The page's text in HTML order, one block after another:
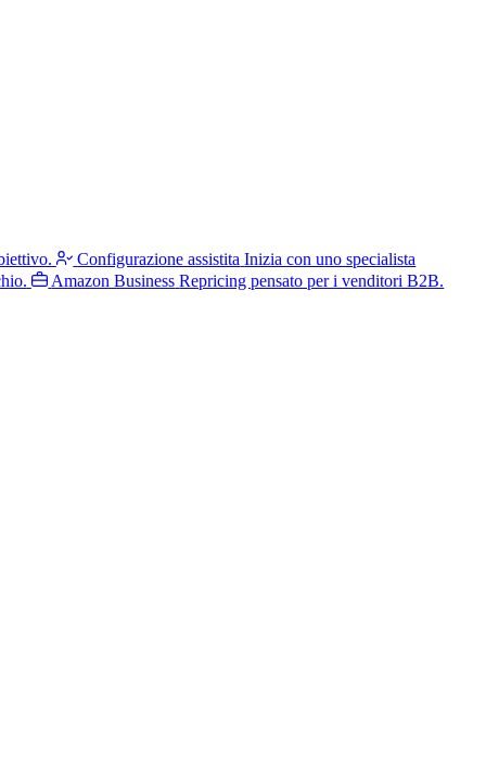
Configurazione assistita Inizia con uno specialista
Amazon Business Repricing pensato per i venditori B2B.